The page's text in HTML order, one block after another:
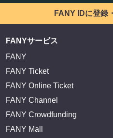
FANY IDに登録
FANYサービス
FANY
FANY Ticket
FANY Online Ticket
FANY Channel
FANY Crowdfunding
FANY Mall